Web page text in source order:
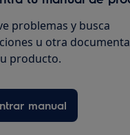
problemas y busca
u otra
producto.
manual